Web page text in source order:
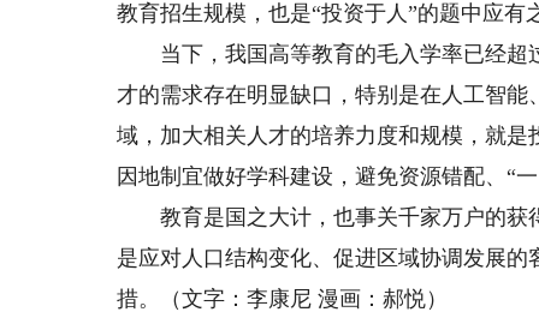
教育招生规模，也是“投资于人”的题中应有
当下，我国高等教育的毛入学率已经超
才的需求存在明显缺口，特别是在人工智
域，加大相关人才的培养力度和规模，就
因地制宜做好学科建设，避免资源错配、“
教育是国之大计，也事关千家万户的获
是应对人口结构变化、促进区域协调发展
措。（文字：李康尼 漫画：郝悦）